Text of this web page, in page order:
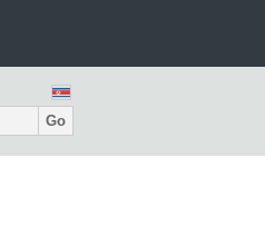
Go